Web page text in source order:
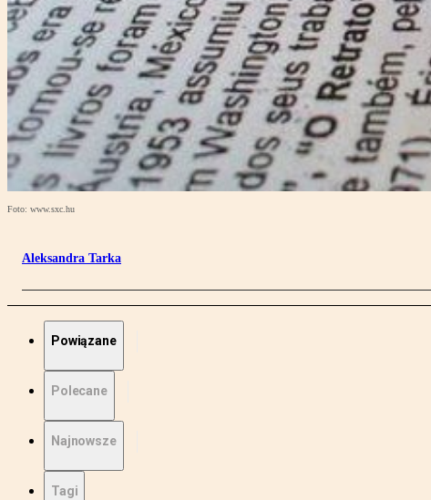
Foto: www.sxc.hu
Aleksandra Tarka
Powiązane
Polecane
Najnowsze
Tagi